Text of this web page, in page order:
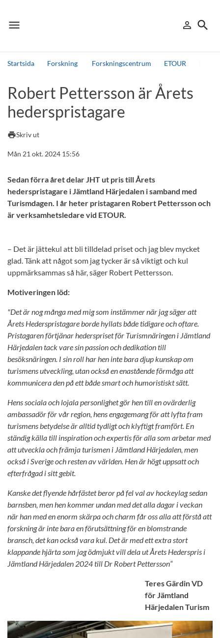
menu
Meny person_outline
Logga in
search
Sök
Startsida Forskning Forskningscentrum ETOUR
Andra söktjänster
Detta är vår testmiljö - endast testdata
Robert Pettersson är Årets
hederspristagare
printSkriv ut
Mån 21 okt. 2024 15:56
Sedan förra året delar JHT ut pris till Årets
hederspristagare i Jämtland Härjedalen i samband med
Turismdagen. I år heter pristagaren Robert Pettersson och
är verksamhetsledare vid ETOUR.
– Det är jättekul att bli tilldelad priset och jag blev mycket
glad. Tänk att något som jag tycker är så viktigt och kul
uppmärksammas så här, säger Robert Pettersson.
Motiveringen löd:
"Det är nog många med mig som instämmer när jag säger att
Årets Hederspristagare borde hyllats både tidigare och oftare.
Pristagaren förtjänar hederspriset för Turismnäringen i Jämtland
Härjedalen tack vare sin passion och dedikation till
besöksnäringen. I sin roll har hen inte bara djup kunskap om
turismens utveckling, utan också en enastående förmåga att
kommunicera den på ett både smart och humoristiskt sätt.
Hens sociala och lojala personlighet gör hen till en ovärderlig
ambassadör för vår region, hens engagemang för att lyfta fram
turismens betydelse är alltid tydligt och klyftigt framfört. En
ständig källa till inspiration och expertis för alla som arbetar med
att utveckla och främja turismen i Jämtland Härjedalen, men
också i Sverige och resten av världen. Hen är högt uppsatt och
efterfrågad i sitt gebit.
Kanske det flyende hårfästet beror på fel val av hockeylag sedan
barnsben, men hen kommer undan med det alla dagar i veckan
när han med en enorm skärpa och charm får oss alla att förstå att
forskning är inte bara en förutsättning för en blomstrande
bransch, det kan också vara kul. Det är med ett extra stort
klappande hjärta som jag ödmjukt vill dela ut Årets Hederspris i
Jämtland Härjedalen 2024 till Dr Robert Pettersson“
Teres Gärdin VD
för Jämtland
Härjedalen Turism